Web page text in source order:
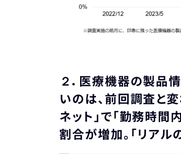
２．医療機器の製品
いのは、前回調査と変
ネット」で「勤務時間
割合が増加。「リア